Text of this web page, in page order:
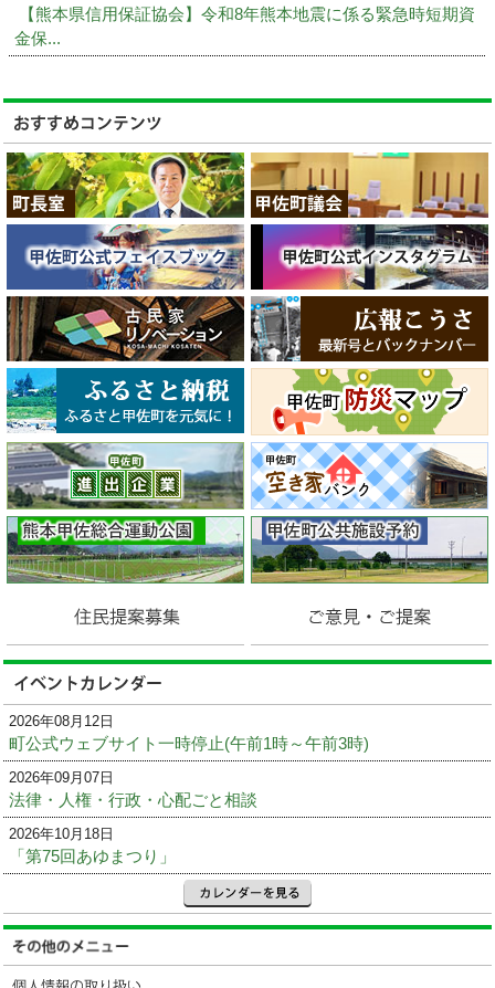
【熊本県信用保証協会】令和8年熊本地震に係る緊急時短期資
金保...
2026年08月12日
町公式ウェブサイト一時停止(午前1時～午前3時)
2026年09月07日
法律・人権・行政・心配ごと相談
2026年10月18日
「第75回あゆまつり」